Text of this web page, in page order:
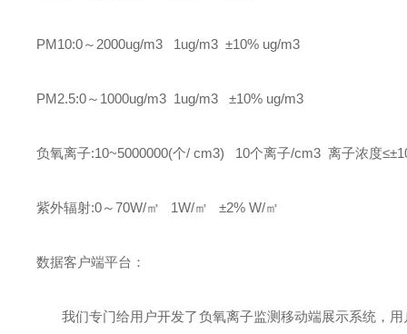
PM10:0～2000ug/m3 1ug/m3 ±10% ug/m3
PM2.5:0～1000ug/m3 1ug/m3 ±10% ug/m3
负氧离子:10~5000000(个/ cm3) 10个离子/cm3 离子浓度
紫外辐射:0～70W/㎡ 1W/㎡ ±2% W/㎡
数据客户端平台：
我们专门给用户开发了负氧离子监测移动端展示系统，